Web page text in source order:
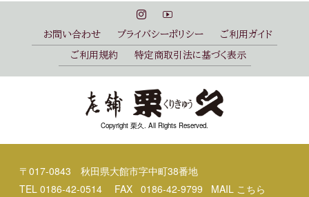
お問い合わせ プライバシーポリシー ご利用ガイド
ご利用規約 特定商取引法に基づく表示
Copyright 栗久. All Rights Reserved.
〒017-0843 秋田県大館市字中町38番地
TEL 0186-42-0514 FAX 0186-42-9799 MAIL こちら